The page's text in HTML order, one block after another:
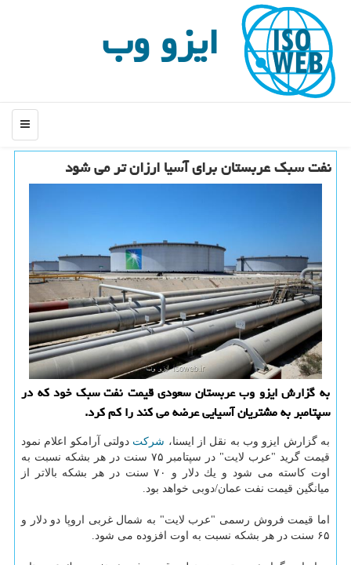
ایزو وب
منو
نفت سبك عربستان برای آسیا ارزان تر می شود
به گزارش ایزو وب عربستان سعودی قیمت نفت سبك خود كه در
سپتامبر به مشتریان آسیایی عرضه می كند را كم كرد.
به گزارش ایزو وب به نقل از ایسنا، شركت دولتی آرامكو اعلام نمود
قیمت گرید "عرب لایت" در سپتامبر ۷۵ سنت در هر بشكه نسبت به
اوت كاسته می شود و یك دلار و ۷۰ سنت در هر بشكه بالاتر از
میانگین قیمت نفت عمان/دوبی خواهد بود.
اما قیمت فروش رسمی "عرب لایت" به شمال غربی اروپا دو دلار و
۶۵ سنت در هر بشكه نسبت به اوت افزوده می شود.